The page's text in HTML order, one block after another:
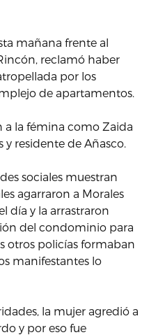
mañana frente al
reclamó haber
por los
de apartamentos.
a la fémina como Zaida
y residente de Añasco.
sociales muestran
agarraron a Morales
día y la arrastraron
del condominio para
otros policías formaban
manifestantes lo
la mujer agredió a
y por eso fue